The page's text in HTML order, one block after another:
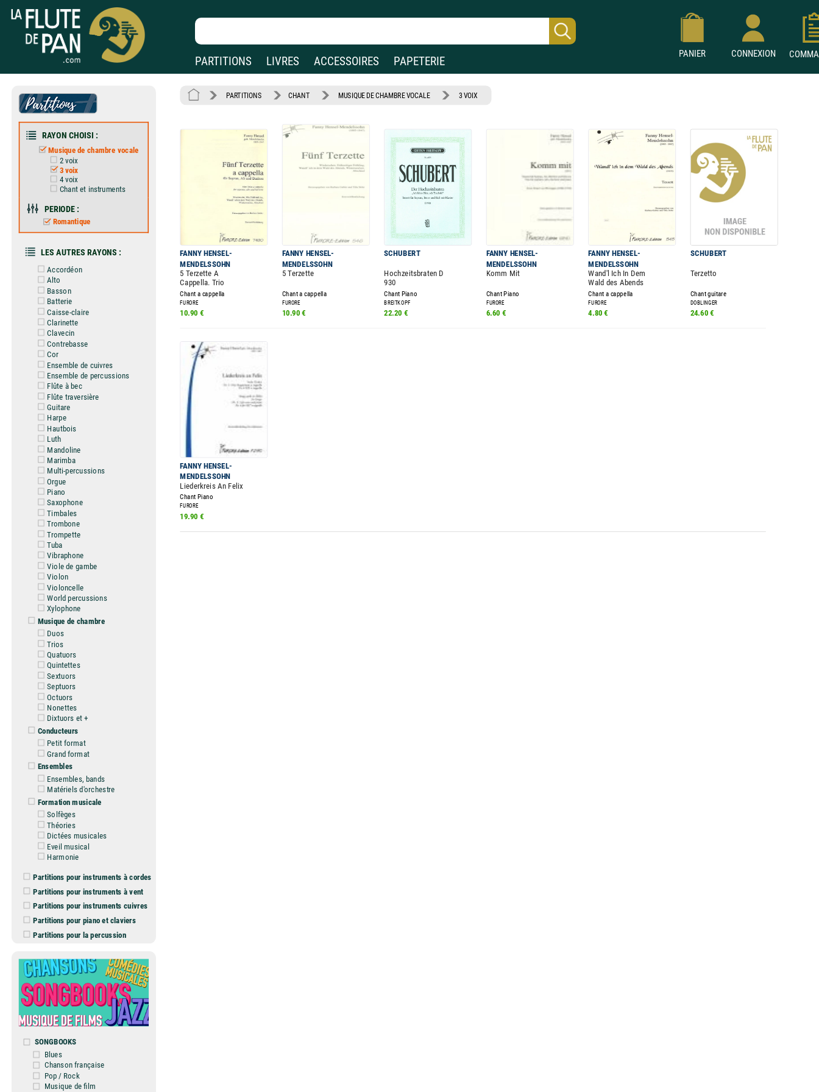
PARTITIONS LIVRES ACCESSOIRES PAPETERIE
PANIER CONNEXION
RAYON CHOISI :
Musique de chambre vocale
2 voix
3 voix
4 voix
Chant et instruments
PERIODE :
Romantique
LES AUTRES RAYONS :
Accordéon
Alto
Basson
Batterie
Caisse-claire
Clarinette
Clavecin
Contrebasse
Cor
Ensemble de cuivres
Ensemble de percussions
Flûte à bec
Flûte traversière
Guitare
Harpe
Hautbois
Luth
Mandoline
Marimba
Multi-percussions
Orgue
Piano
Saxophone
Timbales
Trombone
Trompette
Tuba
Vibraphone
Viole de gambe
Violon
Violoncelle
World percussions
Xylophone
Musique de chambre
Duos
Trios
Quatuors
Quintettes
Sextuors
Septuors
Octuors
Nonettes
Dixtuors et +
Conducteurs
Petit format
Grand format
Ensembles
Ensembles, bands
Matériels d'orchestre
Formation musicale
Solfèges
Théories
Dictées musicales
Eveil musical
Harmonie
Partitions pour instruments à cordes
Partitions pour instruments à vent
Partitions pour instruments cuivres
Partitions pour piano et claviers
Partitions pour la percussion
SONGBOOKS
Blues
Chanson française
Pop / Rock
Musique de film
PARTITIONS CHANT MUSIQUE DE CHAMBRE VOCALE 3 VOIX
FANNY HENSEL-
MENDELSSOHN
FANNY HENSEL-
MENDELSSOHN
SCHUBERT
FANNY HENSEL-
MENDELSSOHN
FANNY HENSEL-
MENDELSSOHN
SCHUBERT
5 Terzette A
Cappella. Trio
5 Terzette Hochzeitsbraten D
930
Komm Mit Wand'l Ich In Dem
Wald des Abends
Terzetto
Chant a cappella Chant a cappella Chant Piano Chant Piano Chant a cappella Chant guitare
FURORE FURORE BREITKOPF FURORE FURORE DOBLINGER
10.90 € 10.90 € 22.20 € 6.60 € 4.80 € 24.60 €
FANNY HENSEL-
MENDELSSOHN
Liederkreis An Felix
Chant Piano
FURORE
19.90 €